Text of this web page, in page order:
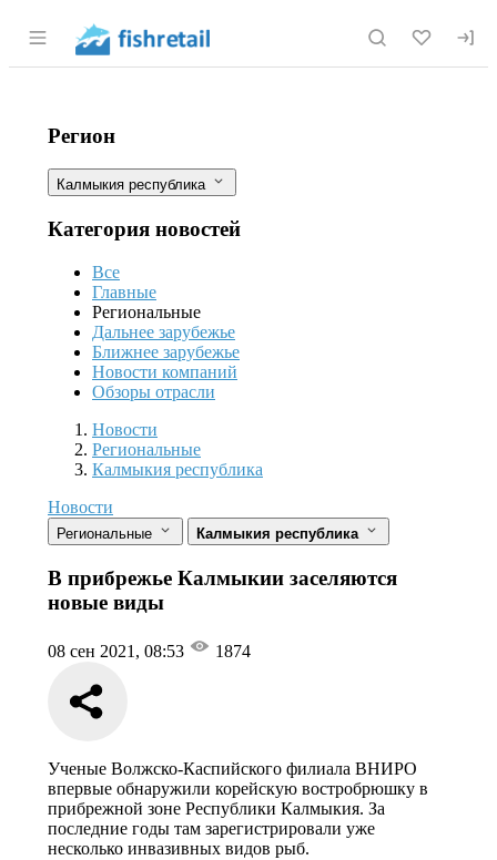
Раздел навигации по сайту fishretail.ru
В прибрежье Калмыкии заселяются
Фильтры
Регион
Калмыкия республика
Категория новостей
Все
Главные
Региональные
Дальнее зарубежье
Ближнее зарубежье
Новости компаний
Обзоры отрасли
Новости
Разделы
Новости
Региональные
Калмыкия республика
Новости
Региональные Калмыкия республика
В прибрежье Калмыкии заселяются
новые виды
08 сен 2021, 08:53 1874
Ученые Волжско-Каспийского филиала ВНИРО
впервые обнаружили корейскую востробрюшку в
прибрежной зоне Республики Калмыкия. За
последние годы там зарегистрировали уже
несколько инвазивных видов рыб.